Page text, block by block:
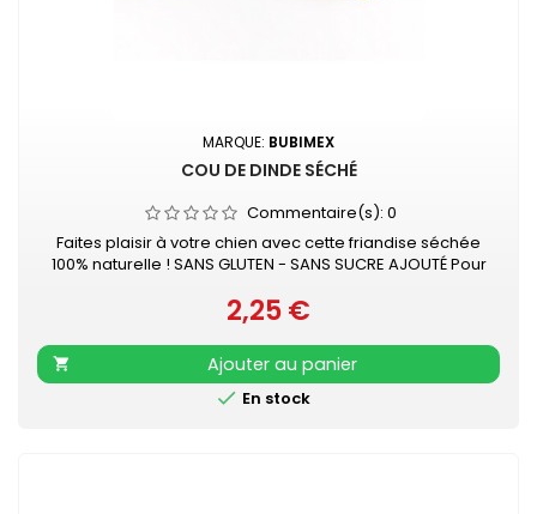
MARQUE: BUBIMEX
COU DE DINDE SÉCHÉ
Commentaire(s): 0
Faites plaisir à votre chien avec cette friandise séchée
100% naturelle ! SANS GLUTEN - SANS SUCRE AJOUTÉ Pour
Prix
2,25 €

Ajouter au panier
 En stock